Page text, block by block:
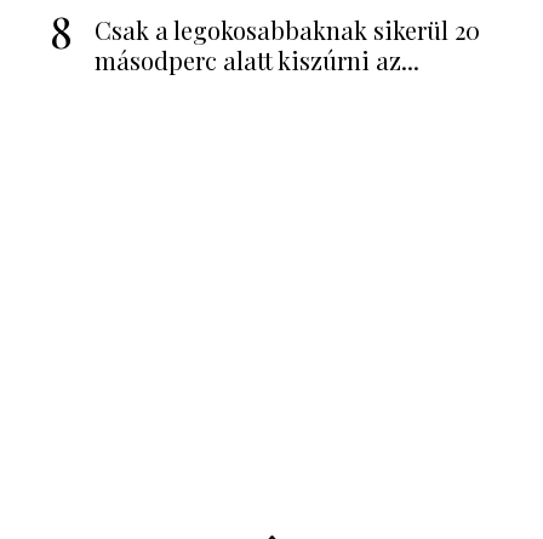
8
Csak a legokosabbaknak sikerül 20
másodperc alatt kiszúrni az...